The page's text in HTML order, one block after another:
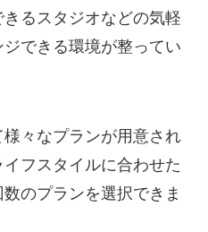
るスタジオなどの気軽
できる環境が整ってい
々なプランが用意され
フスタイルに合わせた
のプランを選択できま